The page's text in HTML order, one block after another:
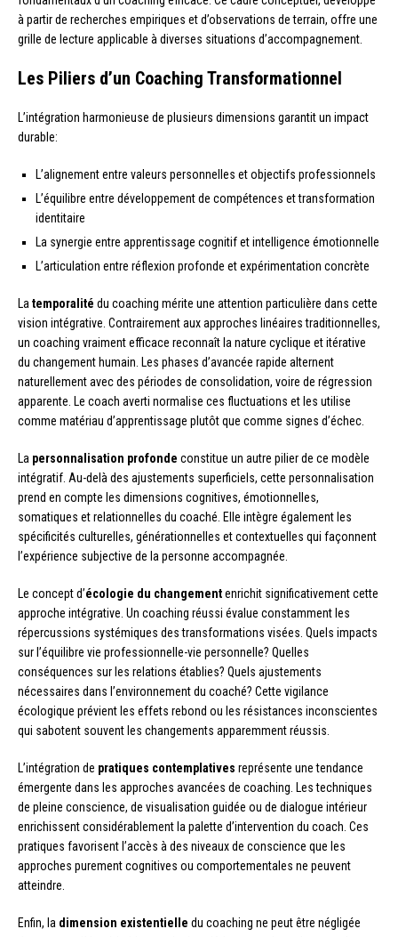
à partir de recherches empiriques et d’observations de terrain, offre une
grille de lecture applicable à diverses situations d’accompagnement.
Les Piliers d’un Coaching Transformationnel
L’intégration harmonieuse de plusieurs dimensions garantit un impact
durable:
L’alignement entre valeurs personnelles et objectifs professionnels
L’équilibre entre développement de compétences et transformation
identitaire
La synergie entre apprentissage cognitif et intelligence émotionnelle
L’articulation entre réflexion profonde et expérimentation concrète
La temporalité du coaching mérite une attention particulière dans cette
vision intégrative. Contrairement aux approches linéaires traditionnelles,
un coaching vraiment efficace reconnaît la nature cyclique et itérative
du changement humain. Les phases d’avancée rapide alternent
naturellement avec des périodes de consolidation, voire de régression
apparente. Le coach averti normalise ces fluctuations et les utilise
comme matériau d’apprentissage plutôt que comme signes d’échec.
La personnalisation profonde constitue un autre pilier de ce modèle
intégratif. Au-delà des ajustements superficiels, cette personnalisation
prend en compte les dimensions cognitives, émotionnelles,
somatiques et relationnelles du coaché. Elle intègre également les
spécificités culturelles, générationnelles et contextuelles qui façonnent
l’expérience subjective de la personne accompagnée.
Le concept d’écologie du changementenrichit significativement cette
approche intégrative. Un coaching réussi évalue constamment les
répercussions systémiques des transformations visées. Quels impacts
sur l’équilibre vie professionnelle-vie personnelle? Quelles
conséquences sur les relations établies? Quels ajustements
nécessaires dans l’environnement du coaché? Cette vigilance
écologique prévient les effets rebond ou les résistances inconscientes
qui sabotent souvent les changements apparemment réussis.
L’intégration de pratiques contemplatives représente une tendance
émergente dans les approches avancées de coaching. Les techniques
de pleine conscience, de visualisation guidée ou de dialogue intérieur
enrichissent considérablement la palette d’intervention du coach. Ces
pratiques favorisent l’accès à des niveaux de conscience que les
approches purement cognitives ou comportementales ne peuvent
atteindre.
Enfin, la dimension existentielle du coaching ne peut être négligée